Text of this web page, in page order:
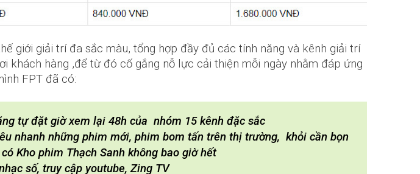
giới giải trí đa sắc màu, tổng hợp đầy đủ các tính năng và kênh giải trí
khách hàng ,để từ đó cố gắng nỗ lực cải thiện mỗi ngày nhằm đáp ứng
FPT đã có:
tự đặt giờ xem lại 48h của nhóm 15 kênh đặc sắc
nhanh những phim mới, phim bom tấn trên thị trường, khỏi cần bọn
Kho phim Thạch Sanh không bao giờ hết
số, truy cập youtube, Zing TV